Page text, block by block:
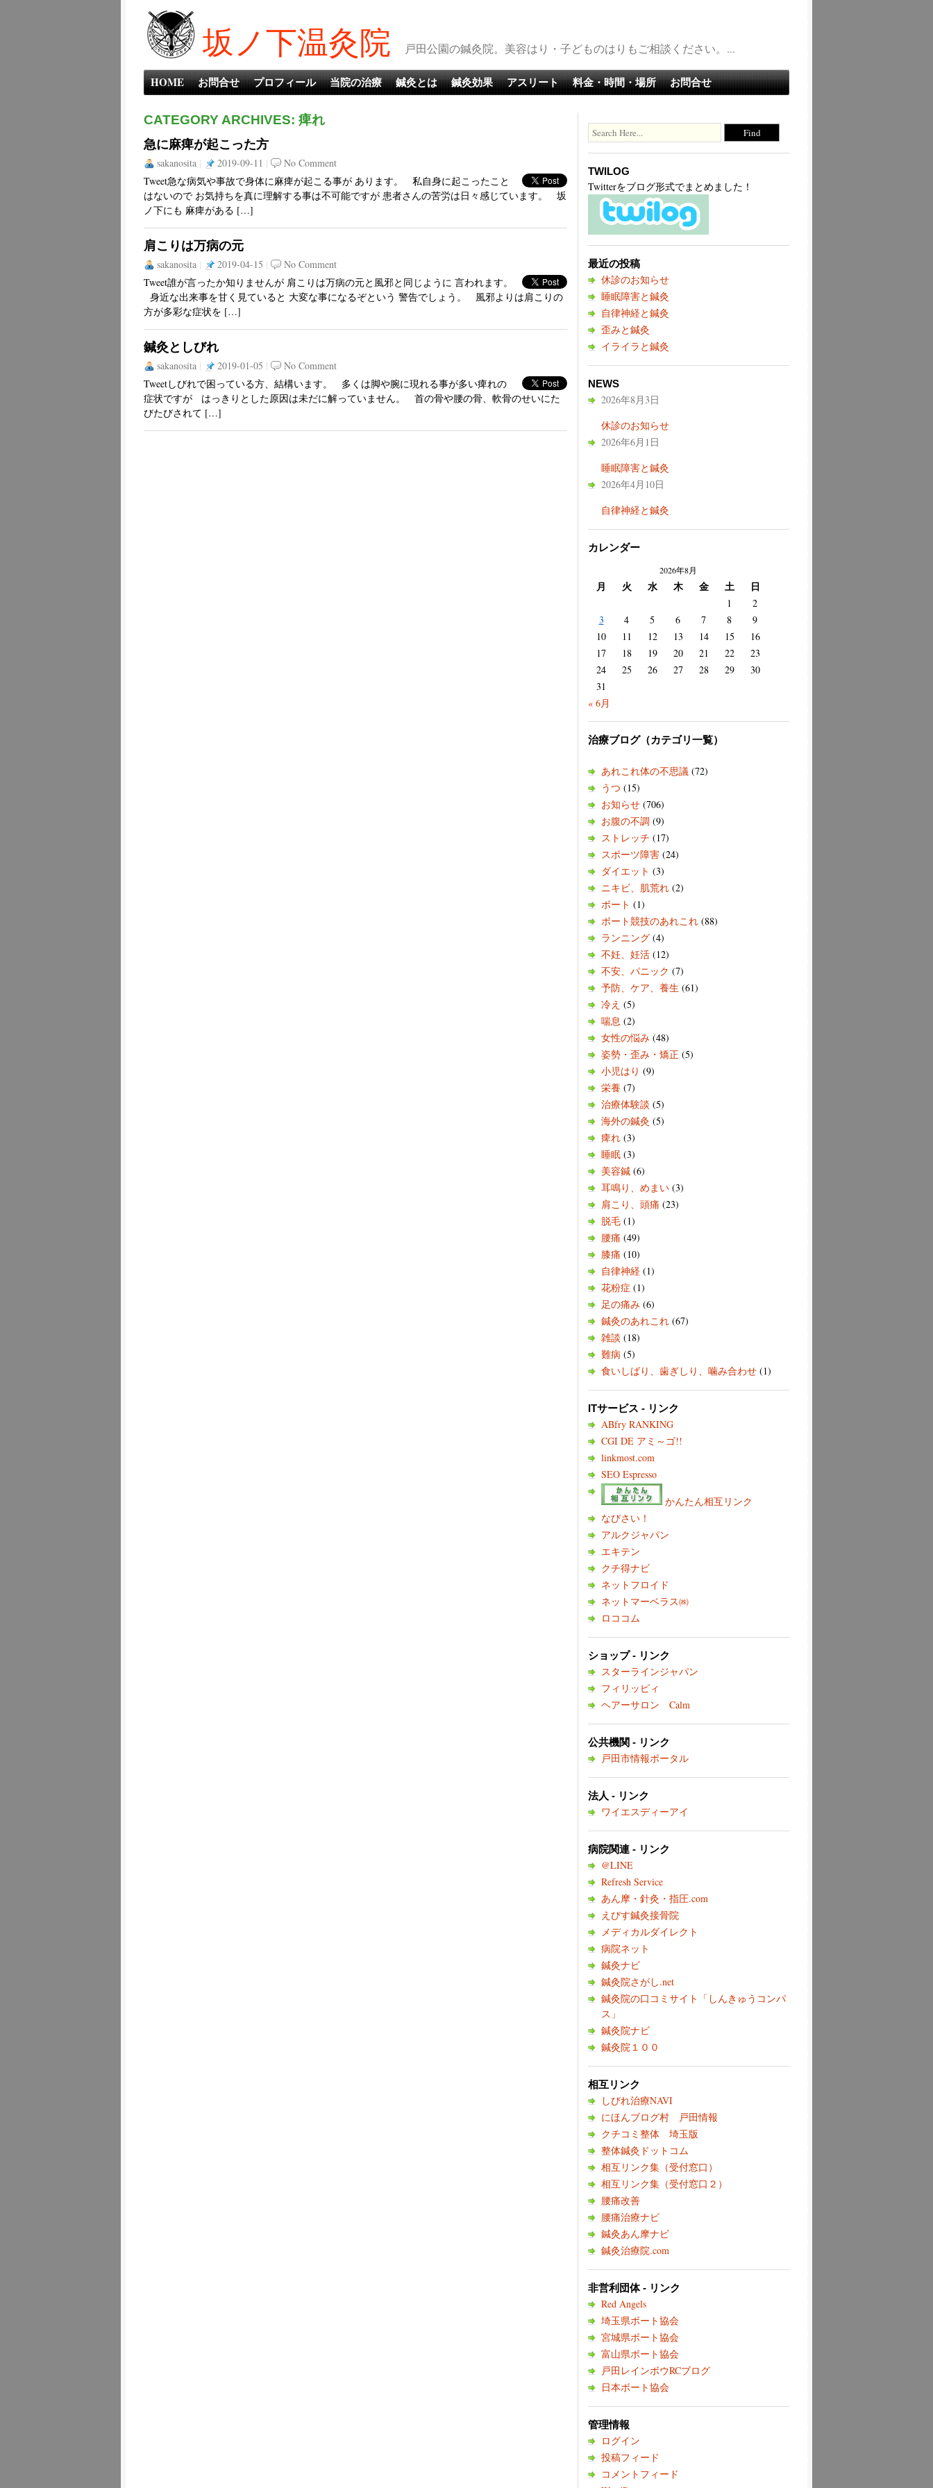
坂ノ下温灸院 戸田公園の鍼灸院。美容はり・子どものはりもご相談ください。...
HOME お問合せ プロフィール 当院の治療 鍼灸とは 鍼灸効果 アスリート 料金・時間・場所 お問合せ
CATEGORY ARCHIVES: 痺れ
急に麻痺が起こった方
sakanosita | 2019-09-11 |
No Comment
Tweet急な病気や事故で身体に麻痺が起こる事が あります。 私自身に起こったこと
はないので お気持ちを真に理解する事は不可能ですが 患者さんの苦労は日々感じています。 坂
ノ下にも 麻痺がある […]
肩こりは万病の元
sakanosita | 2019-04-15 |
No Comment
Tweet誰が言ったか知りませんが 肩こりは万病の元と風邪と同じように 言われます。
身近な出来事を甘く見ていると 大変な事になるぞという 警告でしょう。 風邪よりは肩こりの
方が多彩な症状を […]
鍼灸としびれ
sakanosita | 2019-01-05 |
No Comment
Tweetしびれで困っている方、結構います。 多くは脚や腕に現れる事が多い痺れの
症状ですが はっきりとした原因は未だに解っていません。 首の骨や腰の骨、軟骨のせいにた
びたびされて […]
TWILOG
Twitterをブログ形式でまとめました！
最近の投稿
休診のお知らせ
睡眠障害と鍼灸
自律神経と鍼灸
歪みと鍼灸
イライラと鍼灸
NEWS
2026年8月3日
休診のお知らせ
2026年6月1日
睡眠障害と鍼灸
2026年4月10日
自律神経と鍼灸
カレンダー
2026年8月
月 火 水 木 金 土 日
1
2
3
4 5 6 7 8
9
10
11 12 13 14 15
16
17
18 19 20 21 22
23
24
25 26 27 28 29
30
31
« 6月
治療ブログ（カテゴリ一覧）
あれこれ体の不思議 (72)
うつ (15)
お知らせ (706)
お腹の不調 (9)
ストレッチ (17)
スポーツ障害 (24)
ダイエット (3)
ニキビ、肌荒れ (2)
ボート (1)
ボート競技のあれこれ (88)
ランニング (4)
不妊、妊活 (12)
不安、パニック (7)
予防、ケア、養生 (61)
冷え (5)
喘息 (2)
女性の悩み (48)
姿勢・歪み・矯正 (5)
小児はり (9)
栄養 (7)
治療体験談 (5)
海外の鍼灸 (5)
痺れ (3)
睡眠 (3)
美容鍼 (6)
耳鳴り、めまい (3)
肩こり、頭痛 (23)
脱毛 (1)
腰痛 (49)
膝痛 (10)
自律神経 (1)
花粉症 (1)
足の痛み (6)
鍼灸のあれこれ (67)
雑談 (18)
難病 (5)
食いしばり、歯ぎしり、噛み合わせ (1)
ITサービス - リンク
ABfry RANKING
CGI DE アミ～ゴ!!
linkmost.com
SEO Espresso
かんたん相互リンク
なびさい！
アルクジャパン
エキテン
クチ得ナビ
ネットフロイド
ネットマーベラス㈱
ロココム
ショップ - リンク
スターラインジャパン
フィリッピィ
ヘアーサロン Calm
公共機関 - リンク
戸田市情報ポータル
法人 - リンク
ワイエスディーアイ
病院関連 - リンク
@LINE
Refresh Service
あん摩・針灸・指圧.com
えびす鍼灸接骨院
メディカルダイレクト
病院ネット
鍼灸ナビ
鍼灸院さがし.net
鍼灸院の口コミサイト「しんきゅうコンパ
ス」
鍼灸院ナビ
鍼灸院１００
相互リンク
しびれ治療NAVI
にほんブログ村 戸田情報
クチコミ整体 埼玉版
整体鍼灸ドットコム
相互リンク集（受付窓口）
相互リンク集（受付窓口２）
腰痛改善
腰痛治療ナビ
鍼灸あん摩ナビ
鍼灸治療院.com
非営利団体 - リンク
Red Angels
埼玉県ボート協会
宮城県ボート協会
富山県ボート協会
戸田レインボウRCブログ
日本ボート協会
管理情報
ログイン
投稿フィード
コメントフィード